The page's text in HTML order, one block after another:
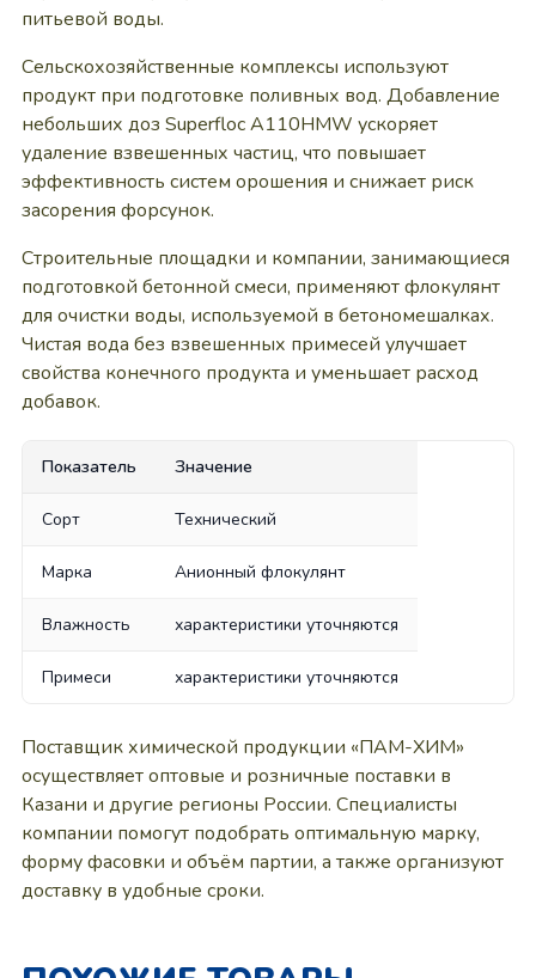
питьевой воды.
Сельскохозяйственные комплексы используют
продукт при подготовке поливных вод. Добавление
небольших доз Superfloc A110HMW ускоряет
удаление взвешенных частиц, что повышает
эффективность систем орошения и снижает риск
засорения форсунок.
Строительные площадки и компании, занимающиеся
подготовкой бетонной смеси, применяют флокулянт
для очистки воды, используемой в бетономешалках.
Чистая вода без взвешенных примесей улучшает
свойства конечного продукта и уменьшает расход
добавок.
Показатель Значение
Сорт Технический
Марка Анионный флокулянт
Влажность характеристики уточняются
Примеси характеристики уточняются
Поставщик химической продукции «ПАМ-ХИМ»
осуществляет оптовые и розничные поставки в
Казани и другие регионы России. Специалисты
компании помогут подобрать оптимальную марку,
форму фасовки и объём партии, а также организуют
доставку в удобные сроки.